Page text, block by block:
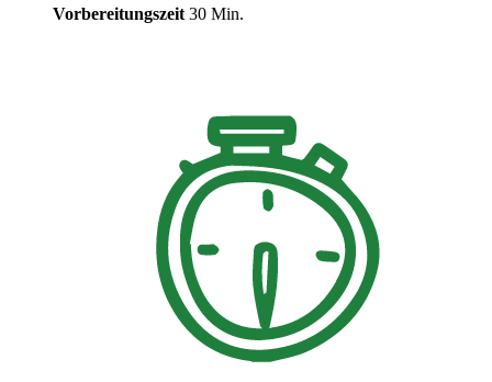
Vorbereitungszeit 30 Min.